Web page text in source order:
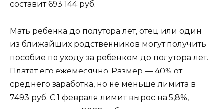
составит 693 144 руб.
Мать ребенка до полутора лет, отец или один
из ближайших родственников могут получить
пособие по уходу за ребенком до полутора лет.
Платят его ежемесячно. Размер — 40% от
среднего заработка, но не меньше лимита в
7493 руб. С 1 февраля лимит вырос на 5,8%,